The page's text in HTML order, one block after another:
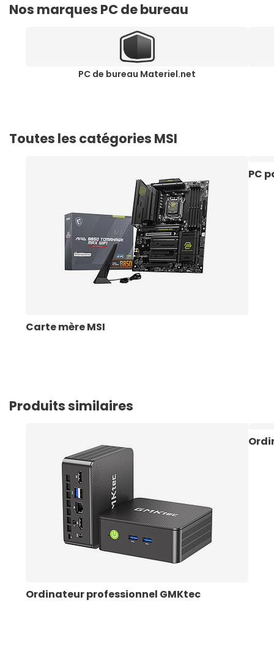
Nos marques PC de bureau
PC de bureau Materiel.net
Toutes les catégories MSI
Carte mère MSI
PC
Produits similaires
Ordinateur professionnel GMKtec